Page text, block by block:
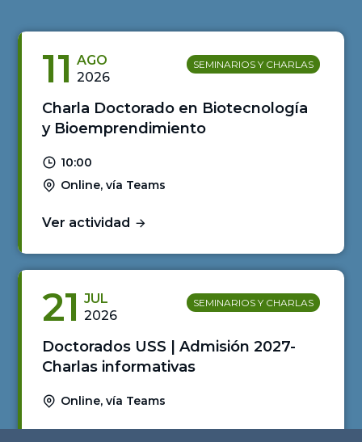
11 AGO
2026
SEMINARIOS Y CHARLAS
Charla Doctorado en Biotecnología
y Bioemprendimiento
10:00
Online, vía Teams
Ver actividad
21 JUL
2026
SEMINARIOS Y CHARLAS
Doctorados USS | Admisión 2027-
Charlas informativas
Online, vía Teams